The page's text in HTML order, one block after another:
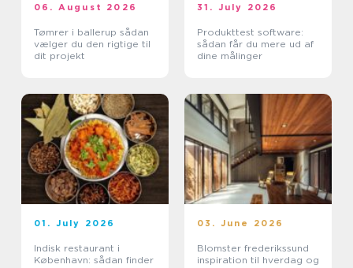
06. August 2026
Tømrer i ballerup sådan
vælger du den rigtige til
dit projekt
31. July 2026
Produkttest software:
sådan får du mere ud af
dine målinger
01. July 2026
Indisk restaurant i
København: sådan finder
03. June 2026
Blomster frederikssund
inspiration til hverdag og